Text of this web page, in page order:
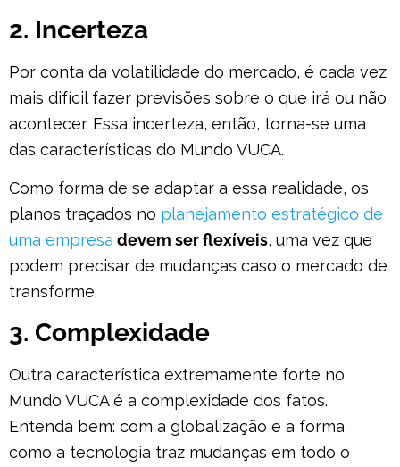
2. Incerteza
Por conta da volatilidade do mercado, é cada vez
mais difícil fazer previsões sobre o que irá ou não
acontecer. Essa incerteza, então, torna-se uma
das características do Mundo VUCA.
Como forma de se adaptar a essa realidade, os
planos traçados no planejamento estratégico de
uma empresa devem ser flexíveis, uma vez que
podem precisar de mudanças caso o mercado de
transforme.
3. Complexidade
Outra característica extremamente forte no
Mundo VUCA é a complexidade dos fatos.
Entenda bem: com a globalização e a forma
como a tecnologia traz mudanças em todo o